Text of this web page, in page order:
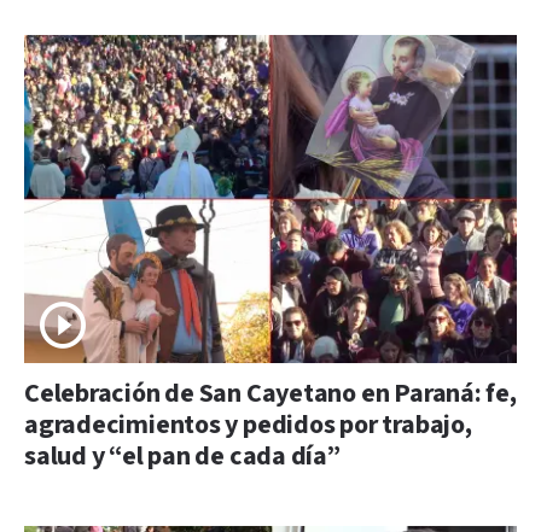
Celebración de San Cayetano en Paraná: fe,
agradecimientos y pedidos por trabajo,
salud y “el pan de cada día”